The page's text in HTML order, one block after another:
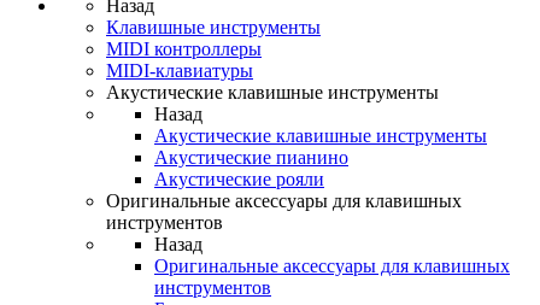
Назад
Клавишные инструменты
MIDI контроллеры
MIDI-клавиатуры
Акустические клавишные инструменты
Назад
Акустические клавишные инструменты
Акустические пианино
Акустические рояли
Оригинальные аксессуары для клавишных
инструментов
Назад
Оригинальные аксессуары для клавишных
инструментов